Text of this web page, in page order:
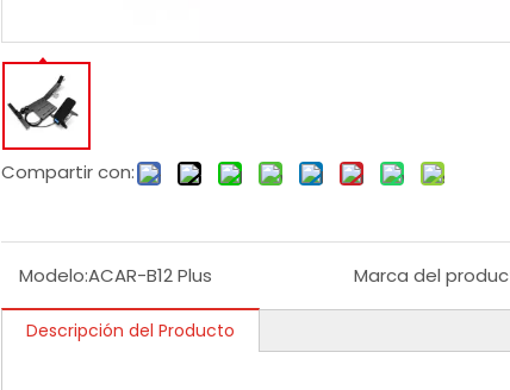
Compartir con:
Modelo:ACAR-B12 Plus Marca del
Descripción del Producto